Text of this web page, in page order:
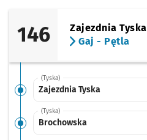
146
Zajezdnia Tyska
Gaj - Pętla
(Tyska)
Zajezdnia Tyska
(Tyska)
Brochowska